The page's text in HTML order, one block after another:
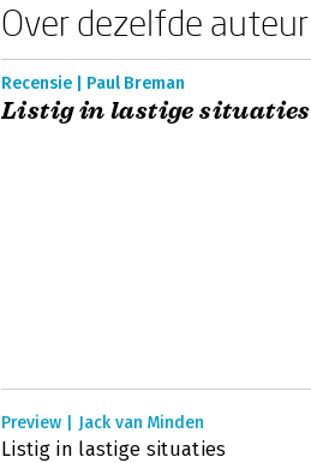
Over dezelfde auteur
Recensie | Paul Breman
Listig in lastige situaties
Preview | Jack van Minden
Listig in lastige situaties